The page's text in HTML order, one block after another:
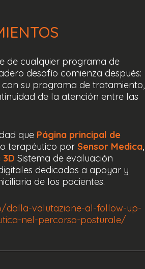
de cualquier programa de
desafío comienza después:
su programa de tratamiento,
de la atención entre las
que Página principal de
terapéutico porSensor Medica,
3D Sistema de evaluación
dedicadas a apoyar y
de los pacientes.
dalla-valutazione-al-follow-up-
nel-percorso-posturale/